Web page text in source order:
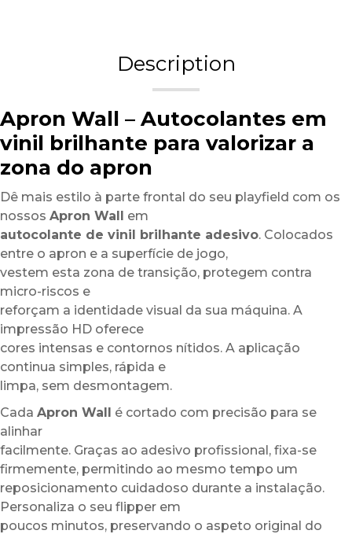
Description
Apron Wall – Autocolantes em
vinil brilhante para valorizar a
zona do apron
Dê mais estilo à parte frontal do seu playfield com os
nossos Apron Wall em
autocolante de vinil brilhante adesivo. Colocados
entre o apron e a superfície de jogo,
vestem esta zona de transição, protegem contra
micro-riscos e
reforçam a identidade visual da sua máquina. A
impressão HD oferece
cores intensas e contornos nítidos. A aplicação
continua simples, rápida e
limpa, sem desmontagem.
Cada Apron Wall é cortado com precisão para se
alinhar
facilmente. Graças ao adesivo profissional, fixa-se
firmemente, permitindo ao mesmo tempo um
reposicionamento cuidadoso durante a instalação.
Personaliza o seu flipper em
poucos minutos, preservando o aspeto original do